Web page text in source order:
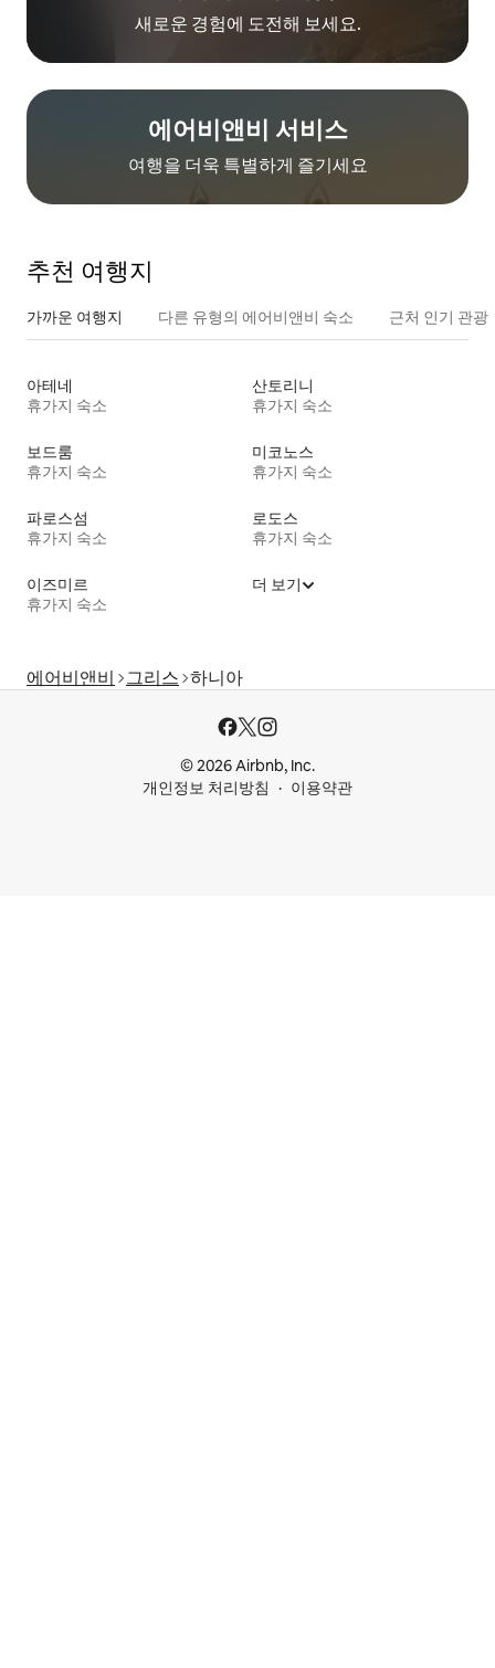
새로운 경험에 도전해 보세요.
에어비앤비 서비스
여행을 더욱 특별하게 즐기세요
추천 여행지
가까운 여행지 다른 유형의 에어비앤비 숙소 근처 인기 관광
아테네
휴가지 숙소
산토리니
휴가지 숙소
보드룸
휴가지 숙소
미코노스
휴가지 숙소
파로스섬
휴가지 숙소
로도스
휴가지 숙소
이즈미르
휴가지 숙소
더 보기
에어비앤비 그리스 하니아
© 2026 Airbnb, Inc.
개인정보 처리방침
이용약관